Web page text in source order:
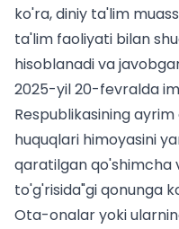
ko'ra, diniy ta'lim
ta'lim faoliyati bilan
hisoblanadi va
2025-yil 20-fevralda
Respublikasining
huquqlari himoyasini
qaratilgan qo'shimcha
to'g'risida"gi qonunga
Ota-onalar yoki